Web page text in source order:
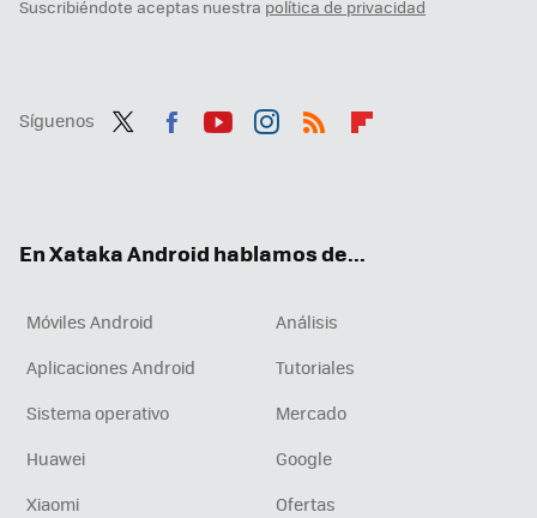
Suscribiéndote aceptas nuestra política de privacidad
Síguenos
En Xataka Android hablamos de...
Móviles Android
Análisis
Aplicaciones Android
Tutoriales
Sistema operativo
Mercado
Huawei
Google
Xiaomi
Ofertas